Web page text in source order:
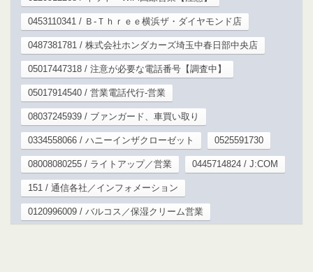
0453110341 / Ｂ‐Ｔｈｒｅｅ横浜ザ・ダイヤモンド店
0487381781 / 株式会社ホンダカーズ埼玉中春日部中央店
05017447318 / 注意が必要な電話番号【調査中】
05017914540 / 営業電話代行-営業
08037245939 / ブァンガード、車買い取り
0334558066 / ハニーインザクローゼット 0525591730
08008080255 / ライトアップ／営業 0445714824 / J:COM
151 / 通信各社／インフォメーション
0120996009 / バルコス／保湿クリーム営業